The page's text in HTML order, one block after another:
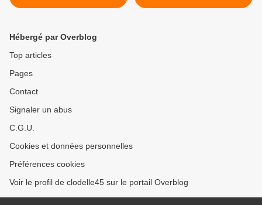
sortie à Los Angeles
d'Orléans >
Hébergé par Overblog
Top articles
Pages
Contact
Signaler un abus
C.G.U.
Cookies et données personnelles
Préférences cookies
Voir le profil de clodelle45 sur le portail Overblog